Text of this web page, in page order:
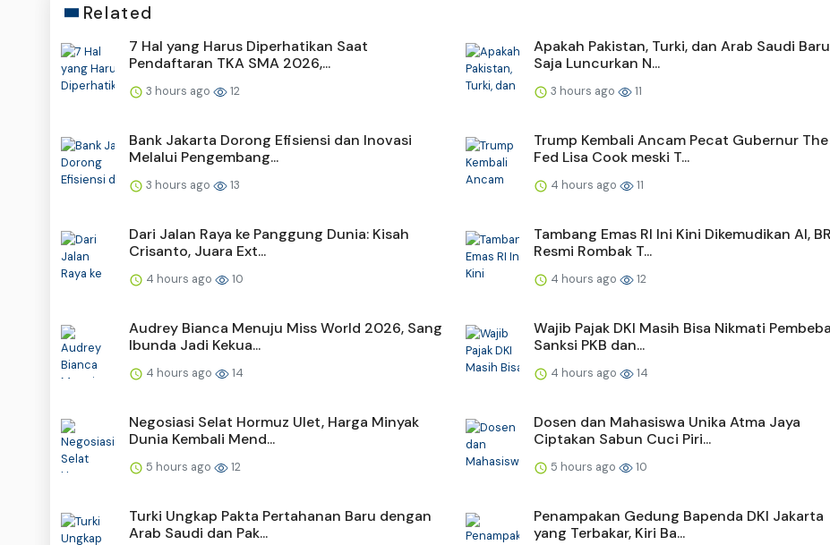
Related
7 Hal yang Harus Diperhatikan Saat
Pendaftaran TKA SMA 2026,...
3 hours ago 12
Apakah Pakistan, Turki, dan Arab Saudi Baru
Saja Luncurkan N...
3 hours ago 11
Bank Jakarta Dorong Efisiensi dan Inovasi
Melalui Pengembang...
3 hours ago 13
Trump Kembali Ancam Pecat Gubernur The
Fed Lisa Cook meski T...
4 hours ago 11
Dari Jalan Raya ke Panggung Dunia: Kisah
Crisanto, Juara Ext...
4 hours ago 10
Tambang Emas RI Ini Kini Dikemudikan AI,
Resmi Rombak T...
4 hours ago 12
Audrey Bianca Menuju Miss World 2026, Sang
Ibunda Jadi Kekua...
4 hours ago 14
Wajib Pajak DKI Masih Bisa Nikmati
Sanksi PKB dan...
4 hours ago 14
Negosiasi Selat Hormuz Ulet, Harga Minyak
Dunia Kembali Mend...
5 hours ago 12
Dosen dan Mahasiswa Unika Atma Jaya
Ciptakan Sabun Cuci Piri...
5 hours ago 10
Turki Ungkap Pakta Pertahanan Baru dengan
Arab Saudi dan Pak...
Penampakan Gedung Bapenda DKI Jakarta
yang Terbakar, Kiri Ba...